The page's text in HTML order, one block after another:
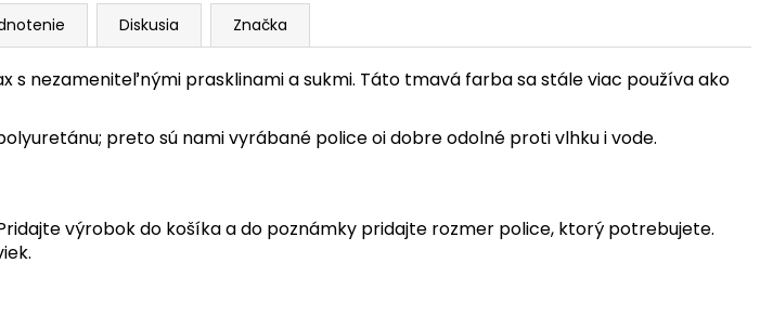
Diskusia Značka
nezameniteľnými prasklinami a sukmi. Táto tmavá farba sa stále viac používa ako
preto sú nami vyrábané police oi dobre odolné proti vlhku i vode.
výrobok do košíka a do poznámky pridajte rozmer police, ktorý potrebujete.